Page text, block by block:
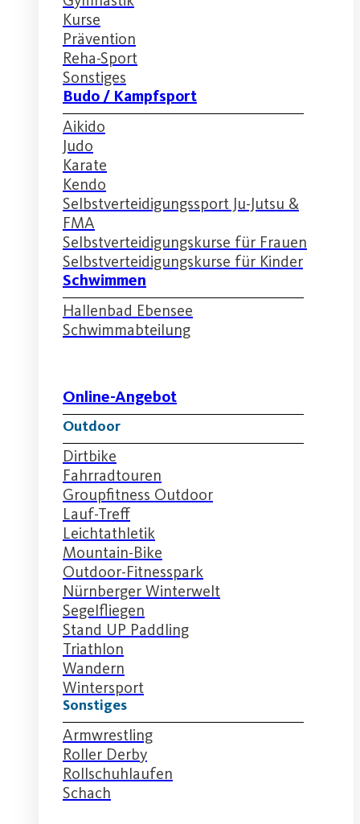
Kurse
Prävention
Reha-Sport
Sonstiges
Budo / Kampfsport
Aikido
Judo
Karate
Kendo
Selbstverteidigungssport Ju-Jutsu &
FMA
Selbstverteidigungskurse für Frauen
Selbstverteidigungskurse für Kinder
Schwimmen
Hallenbad Ebensee
Schwimmabteilung
Online-Angebot
Outdoor
Dirtbike
Fahrradtouren
Groupfitness Outdoor
Lauf-Treff
Leichtathletik
Mountain-Bike
Outdoor-Fitnesspark
Nürnberger Winterwelt
Segelfliegen
Stand UP Paddling
Triathlon
Wandern
Wintersport
Sonstiges
Armwrestling
Roller Derby
Rollschuhlaufen
Schach